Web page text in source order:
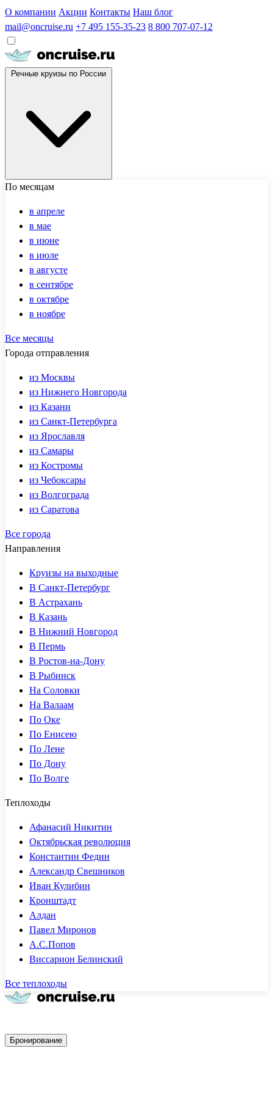
О компании Акции Контакты Наш блог
mail@oncruise.ru +7 495 155-35-23 8 800 707-07-12
По месяцам
в апреле
в мае
в июне
в июле
в августе
в сентябре
в октябре
в ноябре
Все месяцы
Города отправления
из Москвы
из Нижнего Новгорода
из Казани
из Санкт-Петербурга
из Ярославля
из Самары
из Костромы
из Чебоксары
из Волгограда
из Саратова
Все города
Направления
Круизы на выходные
В Санкт-Петербург
В Астрахань
В Казань
В Нижний Новгород
В Пермь
В Ростов-на-Дону
В Рыбинск
На Соловки
На Валаам
По Оке
По Енисею
По Лене
По Дону
По Волге
Теплоходы
Афанасий Никитин
Октябрьская революция
Константин Федин
Александр Свешников
Иван Кулибин
Кронштадт
Алдан
Павел Миронов
А.С.Попов
Виссарион Белинский
Все теплоходы
Бронирование